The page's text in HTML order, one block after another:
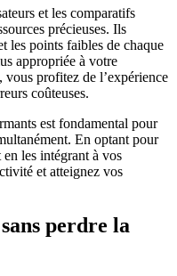
et les comparatifs
précieuses. Ils
les points faibles de chaque
appropriée à votre
vous profitez de l’expérience
coûteuses.
est fondamental pour
En optant pour
en les intégrant à vos
et atteignez vos
perdre la